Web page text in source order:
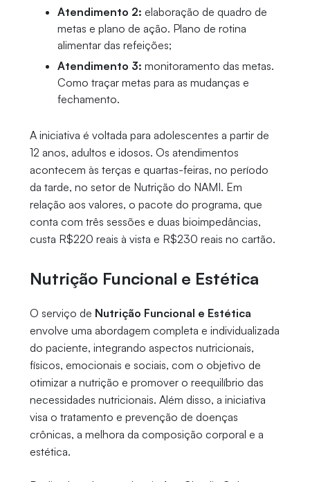
Atendimento 2: elaboração de quadro de
metas e plano de ação. Plano de rotina
alimentar das refeições;
Atendimento 3: monitoramento das metas.
Como traçar metas para as mudanças e
fechamento.
A iniciativa é voltada para adolescentes a partir de
12 anos, adultos e idosos. Os atendimentos
acontecem às terças e quartas-feiras, no período
da tarde, no setor de Nutrição do NAMI. Em
relação aos valores, o pacote do programa, que
conta com três sessões e duas bioimpedâncias,
custa R$220 reais à vista e R$230 reais no cartão.
Nutrição Funcional e Estética
O serviço de Nutrição Funcional e Estética
envolve uma abordagem completa e individualizada
do paciente, integrando aspectos nutricionais,
físicos, emocionais e sociais, com o objetivo de
otimizar a nutrição e promover o reequilíbrio das
necessidades nutricionais. Além disso, a iniciativa
visa o tratamento e prevenção de doenças
crônicas, a melhora da composição corporal e a
estética.